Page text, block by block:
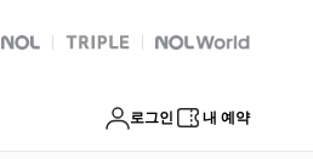
NOL 트리플 Global Interpark
로그인 내 예약